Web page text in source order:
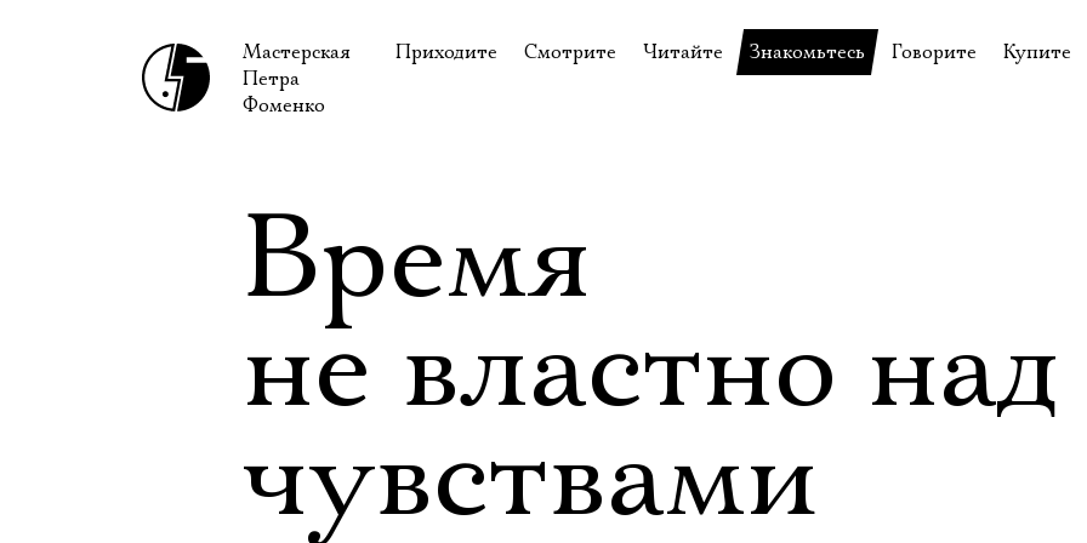
Мастерская
Петра
Фоменко
Приходите
Правила посещения
Смотрите
Внеклассные чтения
Читайте
Библиотека Гумилёва
Знакомьтесь
Сотрудники
Владимир Максимов
Говорите
Купите
Время
не властно над
чувствами